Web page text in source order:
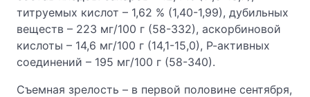
титруемых кислот – 1,62 % (1,40-1,99), дубильных
веществ – 223 мг/100 г (58-332), аскорбиновой
кислоты – 14,6 мг/100 г (14,1-15,0), Р-активных
соединений – 195 мг/100 г (58-340).
Съемная зрелость – в первой половине сентября,